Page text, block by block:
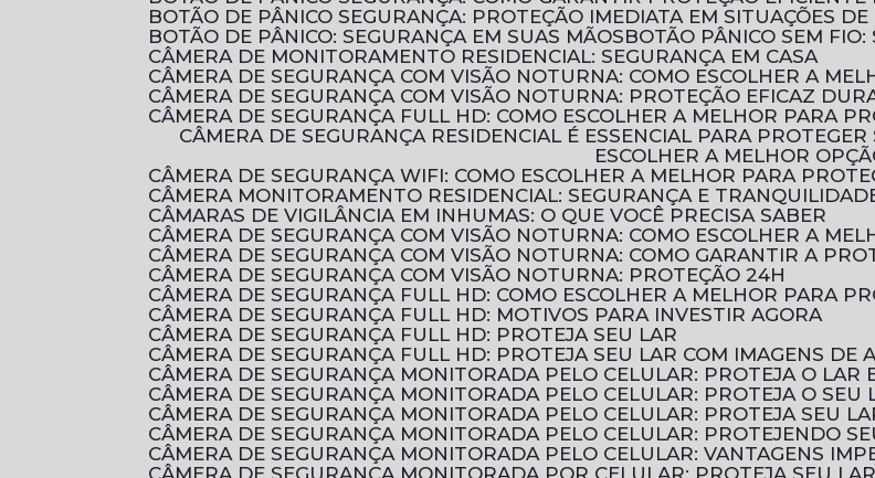
BOTÃO DE PÂNICO SEGURANÇA: PROTEÇÃO IMEDIATA EM SITUAÇÕES
BOTÃO DE PÂNICO: SEGURANÇA EM SUAS MÃOS
BOTÃO PÂNICO SEM
CÂMERA DE MONITORAMENTO RESIDENCIAL: SEGURANÇA EM CASA
CÂMERA DE SEGURANÇA COM VISÃO NOTURNA: COMO ESCOLHER A
CÂMERA DE SEGURANÇA COM VISÃO NOTURNA: PROTEÇÃO EFICAZ
CÂMERA DE SEGURANÇA FULL HD: COMO ESCOLHER A MELHOR PARA
CÂMERA DE SEGURANÇA RESIDENCIAL É ESSENCIAL PARA PROTEGER SUA CASA E SUA FAMÍLIA. DESCUBRA COMO
ESCOLHER A MELHOR
CÂMERA DE SEGURANÇA WIFI: COMO ESCOLHER A MELHOR PARA
CÂMERA MONITORAMENTO RESIDENCIAL: SEGURANÇA E
CÂMARAS DE VIGILÂNCIA EM INHUMAS: O QUE VOCÊ PRECISA SABER
CÂMERA DE SEGURANÇA COM VISÃO NOTURNA: COMO ESCOLHER A
CÂMERA DE SEGURANÇA COM VISÃO NOTURNA: COMO GARANTIR A
CÂMERA DE SEGURANÇA COM VISÃO NOTURNA: PROTEÇÃO 24H
CÂMERA DE SEGURANÇA FULL HD: COMO ESCOLHER A MELHOR PARA
CÂMERA DE SEGURANÇA FULL HD: MOTIVOS PARA INVESTIR AGORA
CÂMERA DE SEGURANÇA FULL HD: PROTEJA SEU LAR
CÂMERA DE SEGURANÇA FULL HD: PROTEJA SEU LAR COM IMAGENS DE
CÂMERA DE SEGURANÇA MONITORADA PELO CELULAR: PROTEJA O LAR
CÂMERA DE SEGURANÇA MONITORADA PELO CELULAR: PROTEJA O SEU
CÂMERA DE SEGURANÇA MONITORADA PELO CELULAR: PROTEJA SEU
CÂMERA DE SEGURANÇA MONITORADA PELO CELULAR: PROTEJENDO
CÂMERA DE SEGURANÇA MONITORADA PELO CELULAR: VANTAGENS